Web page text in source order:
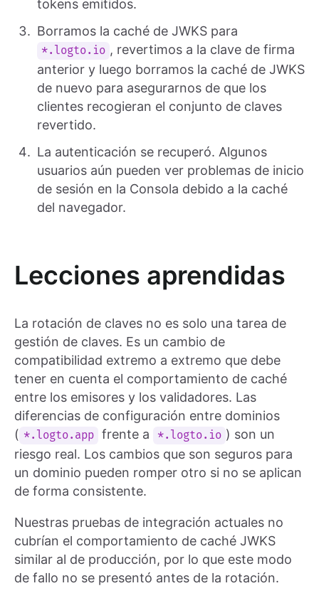
tokens emitidos.
Borramos la caché de JWKS para
*.logto.io , revertimos a la clave de firma
anterior y luego borramos la caché de JWKS
de nuevo para asegurarnos de que los
clientes recogieran el conjunto de claves
revertido.
La autenticación se recuperó. Algunos
usuarios aún pueden ver problemas de inicio
de sesión en la Consola debido a la caché
del navegador.
Lecciones aprendidas
La rotación de claves no es solo una tarea de
gestión de claves. Es un cambio de
compatibilidad extremo a extremo que debe
tener en cuenta el comportamiento de caché
entre los emisores y los validadores. Las
diferencias de configuración entre dominios
( *.logto.app frente a *.logto.io ) son un
riesgo real. Los cambios que son seguros para
un dominio pueden romper otro si no se aplican
de forma consistente.
Nuestras pruebas de integración actuales no
cubrían el comportamiento de caché JWKS
similar al de producción, por lo que este modo
de fallo no se presentó antes de la rotación.